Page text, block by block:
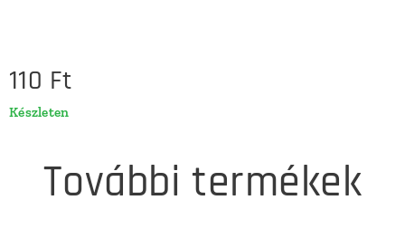
110 Ft
Készleten
További termékek